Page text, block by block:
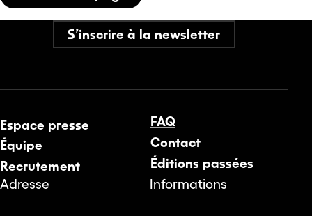
S’inscrire à la newsletter
Espace presse
Équipe
Recrutement
FAQ
Contact
Éditions passées
Adresse Informations